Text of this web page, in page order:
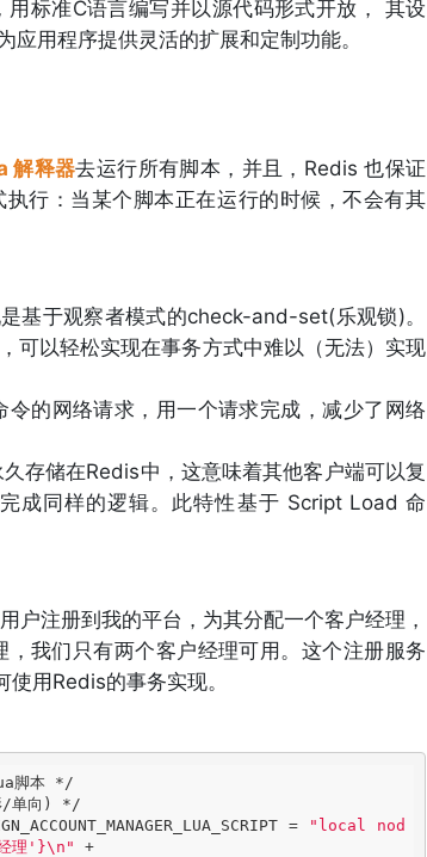
标准C语言编写并以源代码形式开放， 其设
用程序提供灵活的扩展和定制功能。
解释器去运行所有脚本，并且，Redis 也保证
行：当某个脚本正在运行的时候，不会有其
基于观察者模式的check-and-set(乐观锁)。
可以轻松实现在事务方式中难以（无法）实现
的网络请求，用一个请求完成，减少了网络
存储在Redis中，这意味着其他客户端可以复
成同样的逻辑。此特性基于 Script Load 命
注册到我的平台，为其分配一个客户经理，
我们只有两个客户经理可用。这个注册服务
用Redis的事务实现。
脚本 */
/单向) */
=
"local nod
理'}\n" +